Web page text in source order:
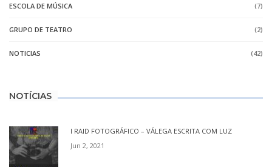
ESCOLA DE MÚSICA (7)
GRUPO DE TEATRO (2)
NOTICIAS (42)
NOTÍCIAS
I RAID FOTOGRÁFICO – VÁLEGA ESCRITA COM LUZ
Jun 2, 2021